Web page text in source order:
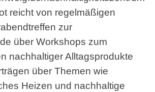
reicht von regelmäßigen
zur
über Workshops zum
nachhaltiger Alltagsprodukte
über Themen wie
Heizen und nachhaltige